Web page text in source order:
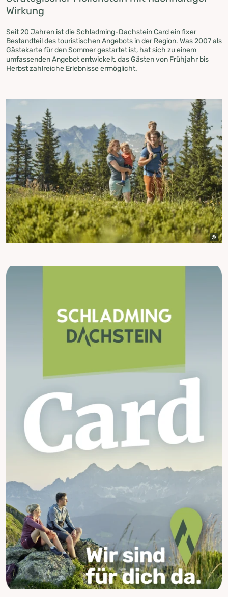
Wirkung
Seit 20 Jahren ist die Schladming-Dachstein Card ein fixer
Bestandteil des touristischen Angebots in der Region. Was 2007 als
Gästekarte für den Sommer gestartet ist, hat sich zu einem
umfassenden Angebot entwickelt, das Gästen von Frühjahr bis
Herbst zahlreiche Erlebnisse ermöglicht.